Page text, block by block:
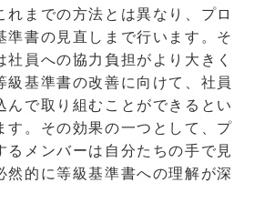
れまでの方法とは異なり、プロ
準書の見直しまで行います。そ
社員への協力負担がより大きく
級基準書の改善に向けて、社員
んで取り組むことができるとい
す。その効果の一つとして、プ
るメンバーは自分たちの手で見
然的に等級基準書への理解が深